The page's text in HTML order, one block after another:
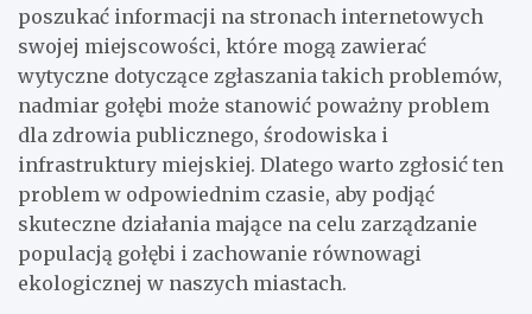
poszukać informacji na stronach internetowych
swojej miejscowości, które mogą zawierać
wytyczne dotyczące zgłaszania takich problemów,
nadmiar gołębi może stanowić poważny problem
dla zdrowia publicznego, środowiska i
infrastruktury miejskiej. Dlatego warto zgłosić ten
problem w odpowiednim czasie, aby podjąć
skuteczne działania mające na celu zarządzanie
populacją gołębi i zachowanie równowagi
ekologicznej w naszych miastach.